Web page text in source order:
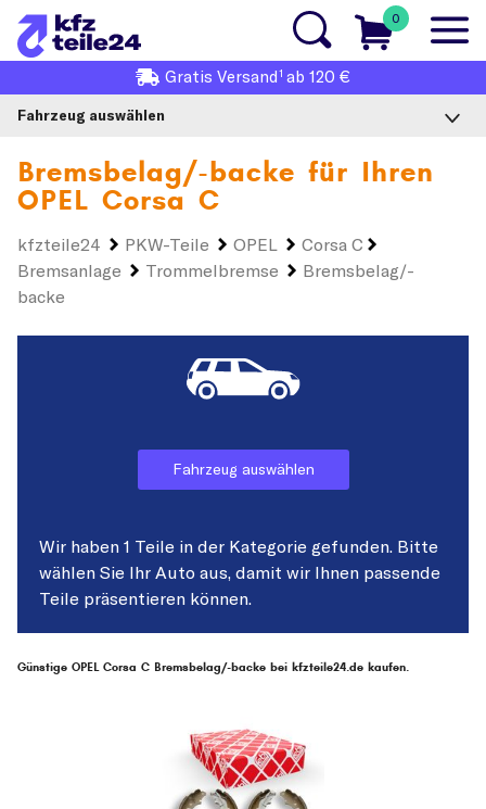
0
Gratis Versand1 ab 120 €
Fahrzeug auswählen
Bremsbelag/-backe für Ihren
OPEL Corsa C
kfzteile24 PKW-Teile OPEL
Corsa C
Bremsanlage
Trommelbremse
Bremsbelag/-
backe
Fahrzeug auswählen
Wir haben 1 Teile in der Kategorie gefunden. Bitte
wählen Sie Ihr Auto aus, damit wir Ihnen passende
Teile präsentieren können.
Günstige OPEL Corsa C Bremsbelag/-backe bei kfzteile24.de kaufen.